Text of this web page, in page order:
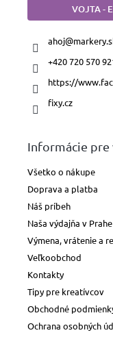
VOJTA -
ahoj@
+420 720 570
https://
fixy.cz
Informácie pre
Všetko o nákupe
Doprava a platba
Náš príbeh
Naša výdajňa v Prahe
Výmena, vrátenie a
Veľkoobchod
Kontakty
Tipy pre kreatívcov
Obchodné
Ochrana osobných